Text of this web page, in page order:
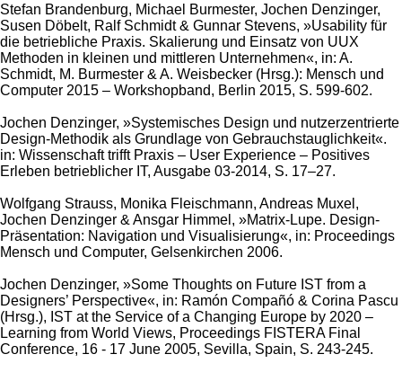
Stefan Brandenburg, Michael Burmester, Jochen Denzinger,
Susen Döbelt, Ralf Schmidt & Gunnar Stevens, »Usability für
die betriebliche Praxis. Skalierung und Einsatz von UUX
Methoden in kleinen und mittleren Unternehmen«, in: A.
Schmidt, M. Burmester & A. Weisbecker (Hrsg.): Mensch und
Computer 2015 – Workshopband, Berlin 2015, S. 599-602.
Jochen Denzinger, »Systemisches Design und nutzerzentrierte
Design-Methodik als Grundlage von Gebrauchstauglichkeit«.
in: Wissenschaft trifft Praxis – User Experience – Positives
Erleben betrieblicher IT, Ausgabe 03-2014, S. 17–27.
Wolfgang Strauss, Monika Fleischmann, Andreas Muxel,
Jochen Denzinger & Ansgar Himmel, »Matrix-Lupe. Design-
Präsentation: Navigation und Visualisierung«, in: Proceedings
Mensch und Computer, Gelsenkirchen 2006.
Jochen Denzinger, »Some Thoughts on Future IST from a
Designers’ Perspective«, in: Ramón Compañó & Corina Pascu
(Hrsg.), IST at the Service of a Changing Europe by 2020 –
Learning from World Views, Proceedings FISTERA Final
Conference, 16 - 17 June 2005, Sevilla, Spain, S. 243-245.